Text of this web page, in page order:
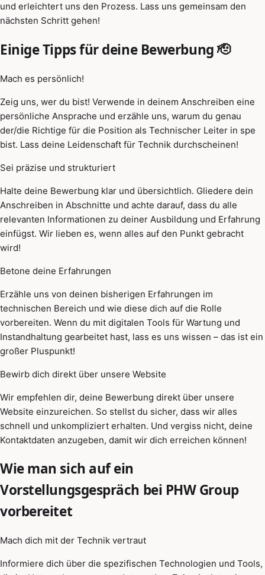
und erleichtert uns den Prozess. Lass uns gemeinsam den
nächsten Schritt gehen!
Einige Tipps für deine Bewerbung 🫡
Mach es persönlich!
Zeig uns, wer du bist! Verwende in deinem Anschreiben eine
persönliche Ansprache und erzähle uns, warum du genau
der/die Richtige für die Position als Technischer Leiter in spe
bist. Lass deine Leidenschaft für Technik durchscheinen!
Sei präzise und strukturiert
Halte deine Bewerbung klar und übersichtlich. Gliedere dein
Anschreiben in Abschnitte und achte darauf, dass du alle
relevanten Informationen zu deiner Ausbildung und Erfahrung
einfügst. Wir lieben es, wenn alles auf den Punkt gebracht
wird!
Betone deine Erfahrungen
Erzähle uns von deinen bisherigen Erfahrungen im
technischen Bereich und wie diese dich auf die Rolle
vorbereiten. Wenn du mit digitalen Tools für Wartung und
Instandhaltung gearbeitet hast, lass es uns wissen – das ist ein
großer Pluspunkt!
Bewirb dich direkt über unsere Website
Wir empfehlen dir, deine Bewerbung direkt über unsere
Website einzureichen. So stellst du sicher, dass wir alles
schnell und unkompliziert erhalten. Und vergiss nicht, deine
Kontaktdaten anzugeben, damit wir dich erreichen können!
Wie man sich auf ein
Vorstellungsgespräch bei PHW Group
vorbereitet
Mach dich mit der Technik vertraut
Informiere dich über die spezifischen Technologien und Tools,